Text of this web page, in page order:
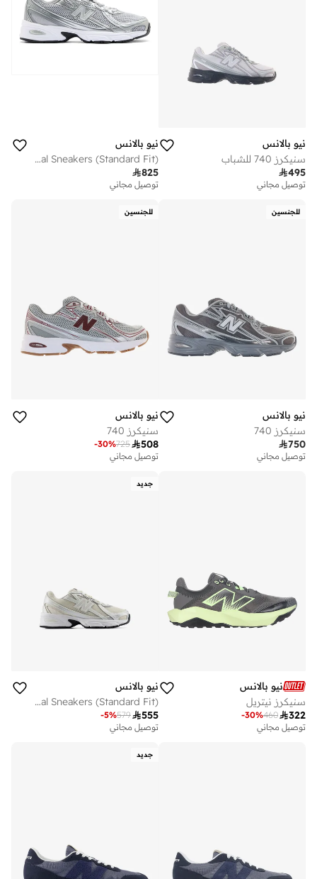
نيو بالانس
سنيكرز 740 للشباب
495
توصيل مجاني
نيو بالانس
Unisex 740 casual Sneakers (Standard Fit)
825
توصيل مجاني
للجنسين
نيو بالانس
سنيكرز 740
750
توصيل مجاني
للجنسين
نيو بالانس
سنيكرز 740
508
725
-30%
توصيل مجاني
نيو بالانس
سنيكرز نيتريل
322
460
-30%
توصيل مجاني
جديد
نيو بالانس
Kids 740 LACE casual Sneakers (Standard Fit)
555
579
-5%
توصيل مجاني
جديد